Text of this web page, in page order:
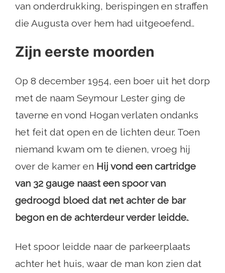
van onderdrukking, berispingen en straffen
die Augusta over hem had uitgeoefend..
Zijn eerste moorden
Op 8 december 1954, een boer uit het dorp
met de naam Seymour Lester ging de
taverne en vond Hogan verlaten ondanks
het feit dat open en de lichten deur. Toen
niemand kwam om te dienen, vroeg hij
over de kamer en Hij vond een cartridge
van 32 gauge naast een spoor van
gedroogd bloed dat net achter de bar
begon en de achterdeur verder leidde..
Het spoor leidde naar de parkeerplaats
achter het huis, waar de man kon zien dat